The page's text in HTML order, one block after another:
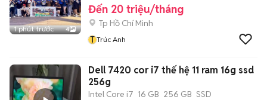
1 phút trước 4
Đến 20 triệu/tháng
Tp Hồ Chí Minh
T Trúc Anh
Dell 7420 cor i7 thế hệ 11 ram 16g ssd
256g
Intel Core i7 16 GB 256 GB SSD